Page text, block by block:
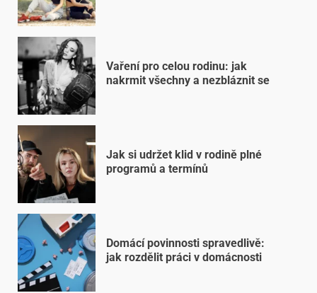
Vaření pro celou rodinu: jak
nakrmit všechny a nezbláznit se
Jak si udržet klid v rodině plné
programů a termínů
Domácí povinnosti spravedlivě:
jak rozdělit práci v domácnosti